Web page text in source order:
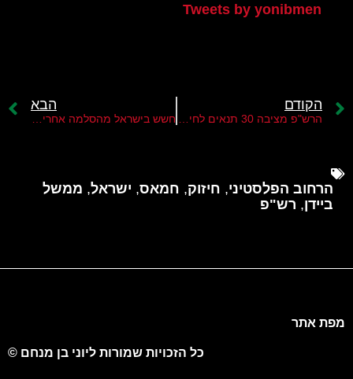
Tweets by yonibmen
הקודם הבא
הרחוב הפלסטיני, חיזוק, חמאס, ישראל, ממשל
ביידן, רש"פ
מפת אתר
כל הזכויות שמורות ליוני בן מנחם ©